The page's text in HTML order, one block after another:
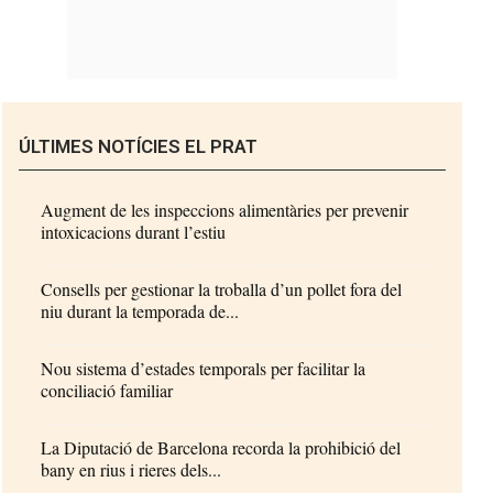
ÚLTIMES NOTÍCIES EL PRAT
Augment de les inspeccions alimentàries per prevenir
intoxicacions durant l’estiu
Consells per gestionar la troballa d’un pollet fora del
niu durant la temporada de...
Nou sistema d’estades temporals per facilitar la
conciliació familiar
La Diputació de Barcelona recorda la prohibició del
bany en rius i rieres dels...